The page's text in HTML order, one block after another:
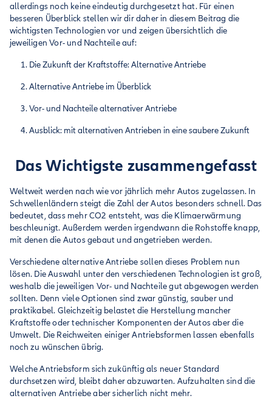
allerdings noch keine eindeutig durchgesetzt hat. Für einen
besseren Überblick stellen wir dir daher in diesem Beitrag die
wichtigsten Technologien vor und zeigen übersichtlich die
jeweiligen Vor- und Nachteile auf:
Die Zukunft der Kraftstoffe: Alternative Antriebe
Alternative Antriebe im Überblick
Vor- und Nachteile alternativer Antriebe
Ausblick: mit alternativen Antrieben in eine saubere Zukunft
Das Wichtigste zusammengefasst
Weltweit werden nach wie vor jährlich mehr Autos zugelassen. In
Schwellenländern steigt die Zahl der Autos besonders schnell. Das
bedeutet, dass mehr CO2 entsteht, was die Klimaerwärmung
beschleunigt. Außerdem werden irgendwann die Rohstoffe knapp,
mit denen die Autos gebaut und angetrieben werden.
Verschiedene alternative Antriebe sollen dieses Problem nun
lösen. Die Auswahl unter den verschiedenen Technologien ist groß,
weshalb die jeweiligen Vor- und Nachteile gut abgewogen werden
sollten. Denn viele Optionen sind zwar günstig, sauber und
praktikabel. Gleichzeitig belastet die Herstellung mancher
Kraftstoffe oder technischer Komponenten der Autos aber die
Umwelt. Die Reichweiten einiger Antriebsformen lassen ebenfalls
noch zu wünschen übrig.
Welche Antriebsform sich zukünftig als neuer Standard
durchsetzen wird, bleibt daher abzuwarten. Aufzuhalten sind die
alternativen Antriebe aber sicherlich nicht mehr.